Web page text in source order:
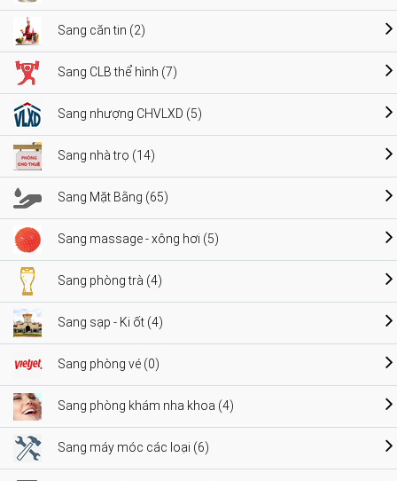
Sang căn tin (2)
Sang CLB thể hình (7)
Sang nhượng CHVLXD (5)
Sang nhà trọ (14)
Sang Mặt Bằng (65)
Sang massage - xông hơi (5)
Sang phòng trà (4)
Sang sạp - Ki ốt (4)
Sang phòng vé (0)
Sang phòng khám nha khoa (4)
Sang máy móc các loại (6)